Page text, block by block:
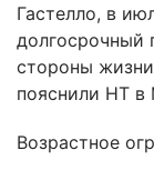
Гастелло, в
долгосрочный
стороны
пояснили НТ в
Возрастное